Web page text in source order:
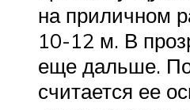
на приличном
10-12 м. В
еще дальше.
считается ее